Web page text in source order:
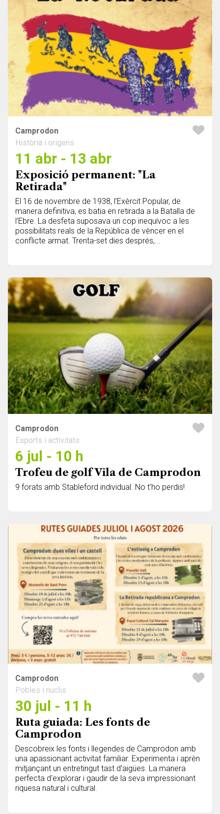
Camprodon
Història i origens
11 abr - 13 abr
Exposició permanent: "La
Retirada"
El 16 de novembre de 1938, l’Exèrcit Popular, de
manera definitiva, es batia en retirada a la Batalla de
l’Ebre. La desfeta suposava un cop inequívoc a les
possibilitats reals de la República de vèncer en el
conflicte armat. Trenta-set dies després,...
Camprodon
Esports i activitats
6 jul - 10 h
Trofeu de golf Vila de Camprodon
9 forats amb Stableford individual. No t'ho perdis!
Camprodon
Pobles i nuclis
30 jul - 11 h
Ruta guiada: Les fonts de
Camprodon
Descobreix les fonts i llegendes de Camprodon amb
una apassionant activitat familiar. Experimenta i aprèn
mitjançant un entretingut tast d'aigües. La manera
perfecta d'explorar i gaudir de la seva impressionant
riquesa natural i cultural.